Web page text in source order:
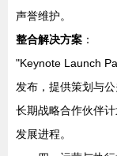
声誉维护。
整合解决方案 ：
"Keynote Launch
发布，提供策划与公
长期战略合作伙伴
发展进程。